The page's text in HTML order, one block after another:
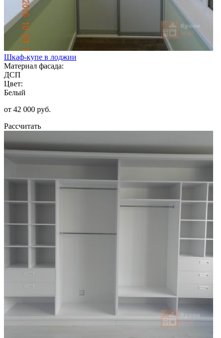
Шкаф-купе в лоджии
Материал фасада:
ДСП
Цвет:
Белый
от 42 000 руб.
Рассчитать